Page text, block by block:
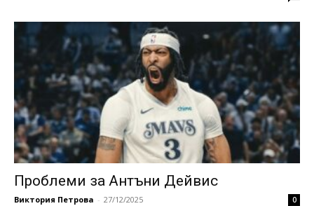
Проблеми за Антъни Дейвис
Виктория Петрова - 27/12/2025 0